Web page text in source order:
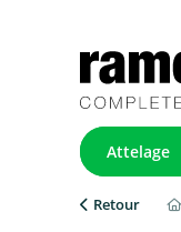
Attelage
Retour